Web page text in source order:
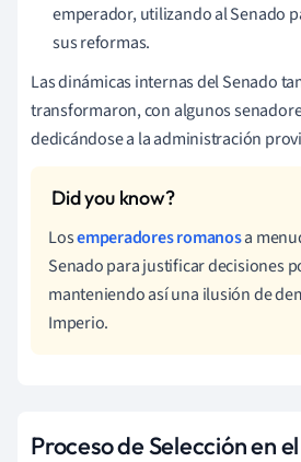
emperador, utilizando al Senado
sus reformas.
Las dinámicas internas del Senado
transformaron, con algunos
dedicándose a la administración
Losemperadores romanosa
Senado para justificar decisiones
manteniendo así una ilusión de
Imperio.
Proceso de Selección en